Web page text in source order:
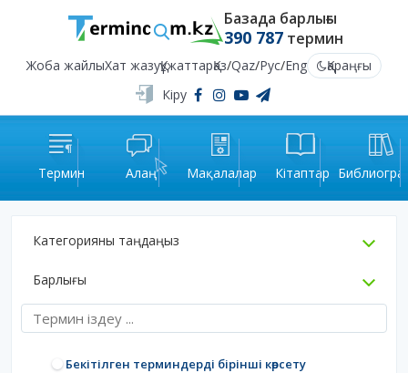
Базада барлығы
390 787термин
Жоба жайлыХат жазуҚұжаттарҚаз/Qaz/Рус/Eng
Қараңғы
Кіру
Термин Алаң Мақалалар Кітаптар
Категорияны таңдаңыз
Барлығы
Бекітілген терминдерді бірінші көрсету